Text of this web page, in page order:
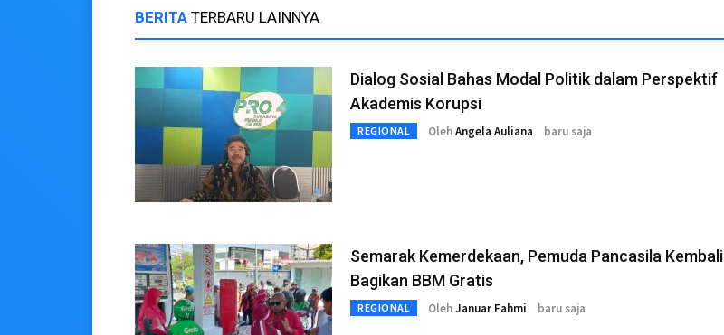
BERITA TERBARU LAINNYA
Dialog Sosial Bahas Modal Politik dalam Perspektif
Akademis Korupsi
REGIONAL OlehAngela Auliana baru saja
Semarak Kemerdekaan, Pemuda Pancasila Kembali
Bagikan BBM Gratis
REGIONAL OlehJanuar Fahmi baru saja